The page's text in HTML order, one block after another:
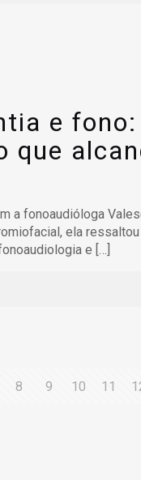
e
que
a fonoaudióloga
ela
e […]
8 9 10 11